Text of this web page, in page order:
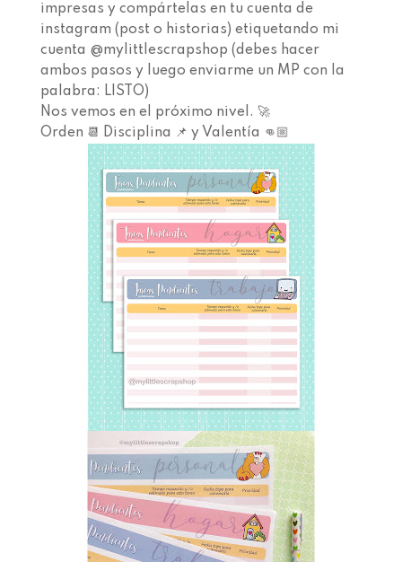
impresas y compártelas en tu cuenta de
instagram (post o historias) etiquetando mi
cuenta @mylittlescrapshop (debes hacer
ambos pasos y luego enviarme un MP con la
palabra: LISTO)⁣⁣ ⁣⁣
Nos vemos en el próximo nivel. ⁣🚀⁣ ⁣
Orden 📆 Disciplina 📌 y Valentía 👊🏼